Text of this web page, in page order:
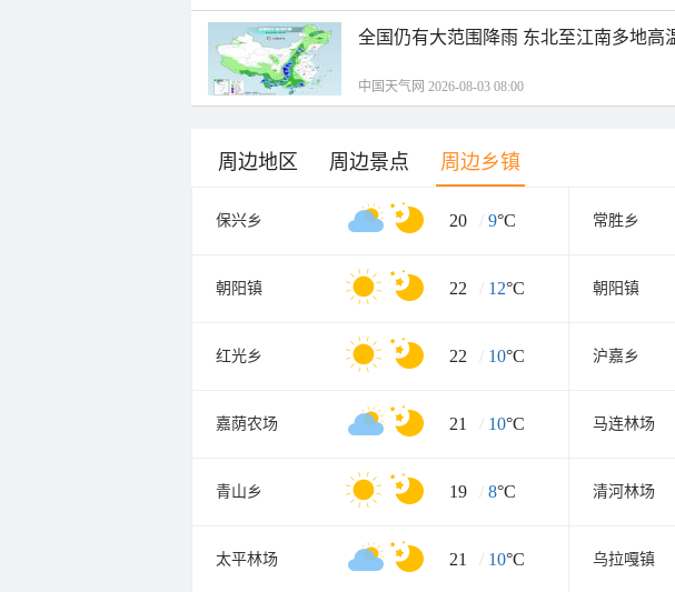
全国仍有大范围降雨 东北至江南多地高
中国天气网 2026-08-03 08:00
周边地区 周边景点 周边乡镇
保兴乡 20 / 9°C 常胜乡
朝阳镇 22 / 12°C 朝阳镇
红光乡 22 / 10°C 沪嘉乡
嘉荫农场 21 / 10°C 马连林场
青山乡 19 / 8°C 清河林场
太平林场 21 / 10°C 乌拉嘎镇